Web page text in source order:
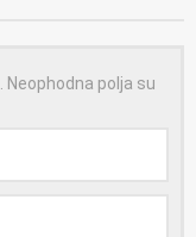
Neophodna polja su